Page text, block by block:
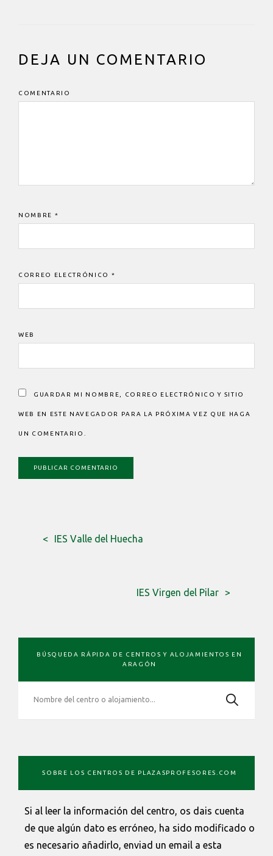
INTERACCIONES
LECTOR
DEJA UN COMENTARIO
COMENTARIO
NOMBRE *
CORREO ELECTRÓNICO *
WEB
GUARDAR MI NOMBRE, CORREO ELECTRÓNICO Y SITIO
WEB EN ESTE NAVEGADOR PARA LA PRÓXIMA VEZ QUE HAGA
UN COMENTARIO.
IES Valle del Huecha
IES Virgen del Pilar
PRIMARIA
BÚSQUEDA RÁPIDA DE CENTROS Y ALOJAMIENTOS EN
ARAGÓN
SOBRE LOS CENTROS DE PLAZASPROFESORES.COM
Si al leer la información del centro, os dais cuenta
de que algún dato es erróneo, ha sido modificado o
es necesario añadirlo, enviad un email a esta